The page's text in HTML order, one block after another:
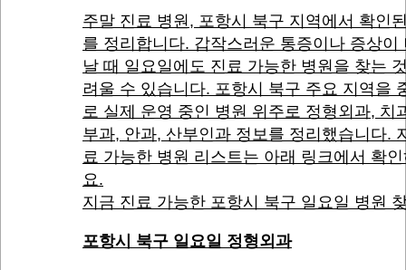
주말 진료 병원, 포항시 북구 지역에서 확인
를 정리합니다. 갑작스러운 통증이나 증상이
날 때 일요일에도 진료 가능한 병원을 찾는
려울 수 있습니다. 포항시 북구 주요 지역을
로 실제 운영 중인 병원 위주로 정형외과, 치
부과, 안과, 산부인과 정보를 정리했습니다.
료 가능한 병원 리스트는 아래 링크에서 확
요.
지금 진료 가능한 포항시 북구 일요일 병원
포항시 북구 일요일 정형외과